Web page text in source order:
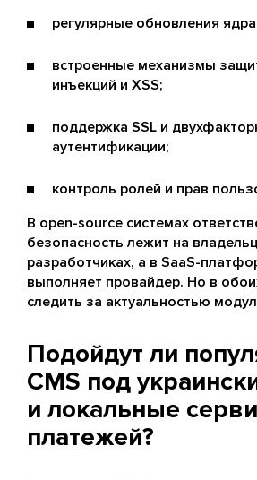
регулярные обновления
встроенные механизмы
инъекций и XSS;
поддержка SSL и
аутентификации;
контроль ролей и прав
В open-source системах
безопасность лежит на
разработчиках, а в SaaS-
выполняет провайдер. Но в
следить за актуальностью
Подойдут ли
CMS под
и локальные
платежей?